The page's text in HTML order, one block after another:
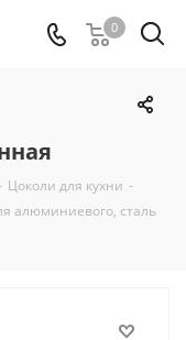
0
Цоколи для кухни -
алюминиевого, сталь